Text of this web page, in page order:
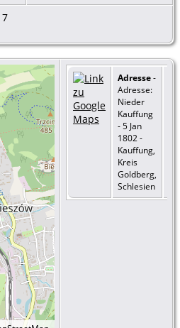
Adresse-
Adresse:
Nieder
Kauffung
- 5 Jan
1802 -
Kauffung,
Kreis
Goldberg,
Schlesien